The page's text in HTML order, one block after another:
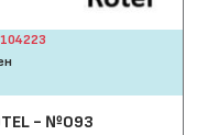
- №093